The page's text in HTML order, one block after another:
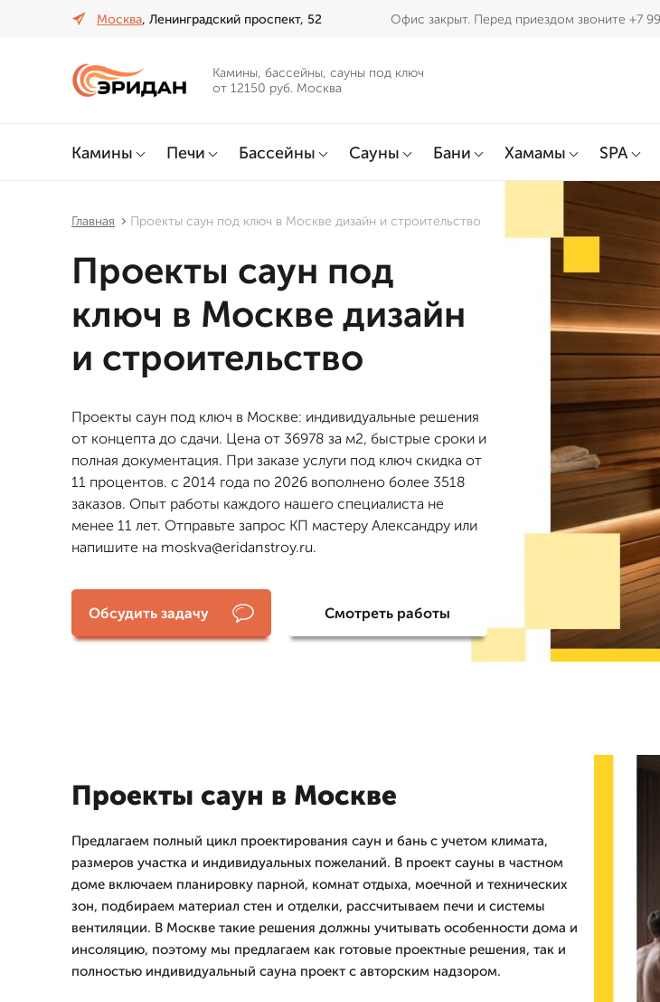
Москва, Ленинградский проспект, 52 Офис закрыт. Перед приездом звоните +7
Камины, бассейны, сауны под ключ
от 12150 руб. Москва
Камины Печи Бассейны Сауны Бани Хамамы SPA
Главная Проекты саун под ключ в Москве дизайн и строительство
Проекты саун под
ключ в Москве дизайн
и строительство
Проекты саун под ключ в Москве: индивидуальные решения
от концепта до сдачи. Цена от 36978 за м2, быстрые сроки и
полная документация. При заказе услуги под ключ скидка от
11 процентов. с 2014 года по 2026 вополнено более 3518
заказов. Опыт работы каждого нашего специалиста не
менее 11 лет. Отправьте запрос КП мастеру Александру или
напишите на moskva@eridanstroy.ru.
Обсудить задачу Смотреть работы
Проекты саун в Москве
Предлагаем полный цикл проектирования саун и бань с учетом климата,
размеров участка и индивидуальных пожеланий. В проект сауны в частном
доме включаем планировку парной, комнат отдыха, моечной и технических
зон, подбираем материал стен и отделки, рассчитываем печи и системы
вентиляции. В Москве такие решения должны учитывать особенности дома и
инсоляцию, поэтому мы предлагаем как готовые проектные решения, так и
полностью индивидуальный сауна проект с авторским надзором.